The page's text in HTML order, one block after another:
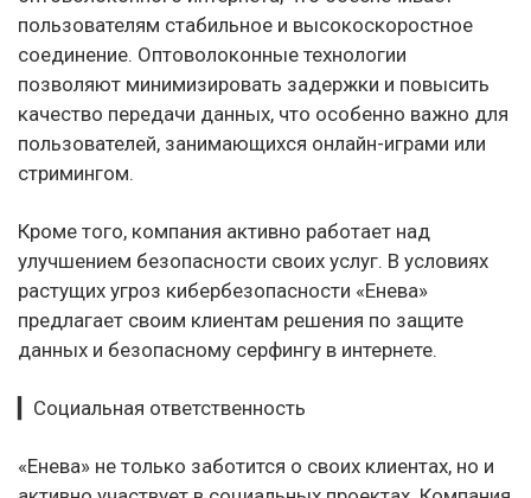
пользователям стабильное и высокоскоростное
соединение. Оптоволоконные технологии
позволяют минимизировать задержки и повысить
качество передачи данных, что особенно важно для
пользователей, занимающихся онлайн-играми или
стримингом.
Кроме того, компания активно работает над
улучшением безопасности своих услуг. В условиях
растущих угроз кибербезопасности «Енева»
предлагает своим клиентам решения по защите
данных и безопасному серфингу в интернете.
▎Социальная ответственность
«Енева» не только заботится о своих клиентах, но и